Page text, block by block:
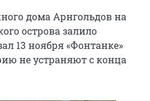
дома Арнгольдов на
острова залило
13 ноября «Фонтанке»
не устраняют с конца